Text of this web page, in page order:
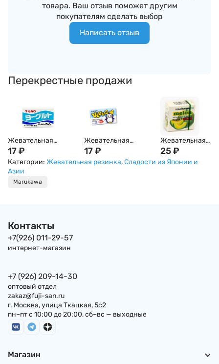
товара. Ваш отзыв поможет другим
покупателям сделать выбор
Написать отзыв
Перекрестные продажи
Жевательная
резинка MARUKAWA,
со вкусом йогурта
17₽
Жевательная
резинка MARUKAWA
Пингвин, со вкусом
содовой
17₽
Жевательная
резинка
со вкусом дыни
25₽
Категории: Жевательная резинка,Сладости из Японии и
Азии
Marukawa
Контакты
+7(926) 011-29-57
интернет-магазин
+7 (926) 209-14-30
оптовый отдел
zakaz@fuji-san.ru
г. Москва, улица Ткацкая, 5с2
пн–пт с 10:00 до 20:00, сб–вс — выходные
Магазин